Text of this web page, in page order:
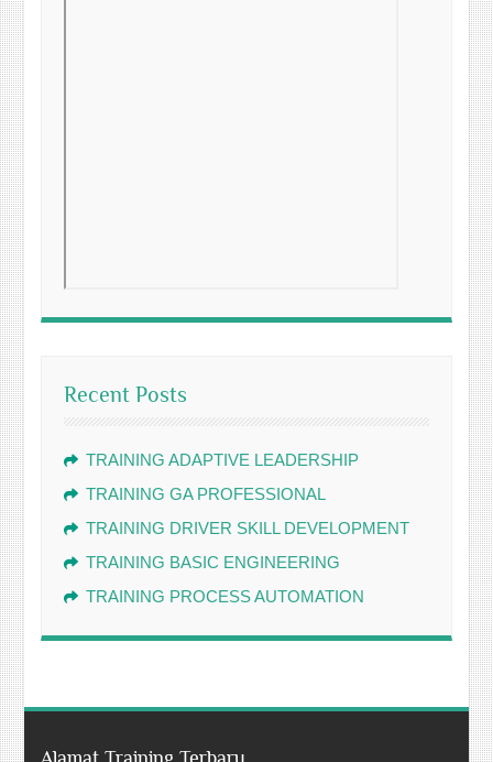
Recent Posts
TRAINING ADAPTIVE LEADERSHIP
TRAINING GA PROFESSIONAL
TRAINING DRIVER SKILL DEVELOPMENT
TRAINING BASIC ENGINEERING
TRAINING PROCESS AUTOMATION
Alamat Training Terbaru